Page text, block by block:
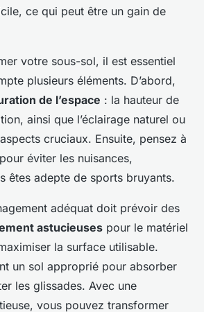
ce qui peut être un gain de
votre sous-sol, il est essentiel
plusieurs éléments. D’abord,
de l’espace : la hauteur de
ainsi que l’éclairage naturel ou
cruciaux. Ensuite, pensez à
éviter les nuisances,
êtes adepte de sports bruyants.
adéquat doit prévoir des
astucieuses pour le matériel
la surface utilisable.
un sol approprié pour absorber
les glissades. Avec une
vous pouvez transformer